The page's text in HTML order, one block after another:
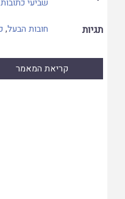
שביעי כתובות
תגיות חובות הבעל,
קריאת המאמר